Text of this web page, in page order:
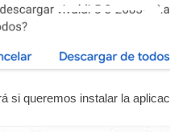
si queremos instalar la